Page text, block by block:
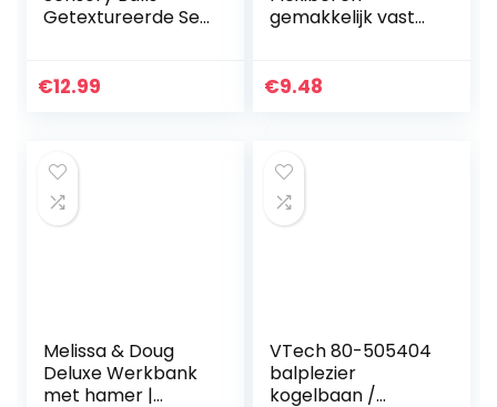
Getextureerde Set
Badspeelgoed
€12.99
gemakkelijk vast
Meerkleurig
€9.48
Melissa & Doug
Deluxe Werkbank
met hamer |
VTech 80-505404
balplezier
kogelbaan /